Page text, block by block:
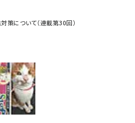
策について（連載第30回）